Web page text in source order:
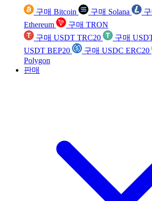
구매 Bitcoin 구매 Solana
Ethereum
구매 TRON
구매 USDT TRC20
구매
USDT BEP20
구매 USDC ERC20
Polygon
판매